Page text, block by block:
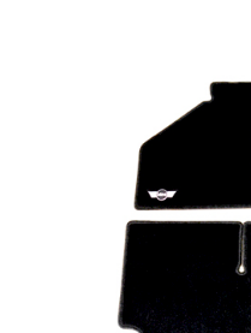
サスペンション・ブレーキ
タイヤ・ホイール
レーシングパーツ
メンテナンス・工具ツール